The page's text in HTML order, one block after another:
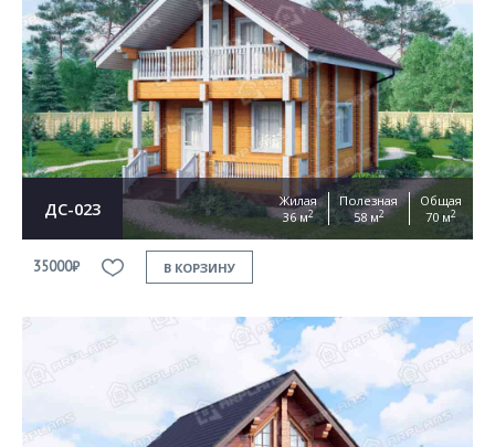
ДС-023
Жилая
36 м2
Полезная
58 м2
Общая
70 м2
35000₽ В КОРЗИНУ